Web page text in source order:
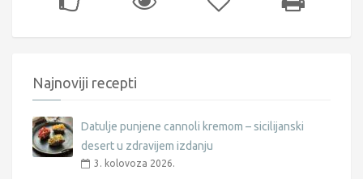
Najnoviji recepti
Datulje punjene cannoli kremom – sicilijanski
desert u zdravijem izdanju
3. kolovoza 2026.